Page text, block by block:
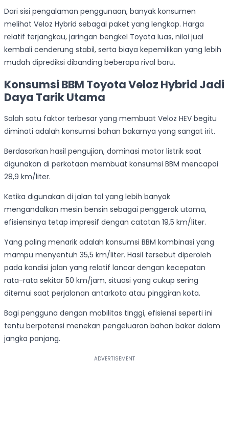
Dari sisi pengalaman penggunaan, banyak konsumen
melihat Veloz Hybrid sebagai paket yang lengkap. Harga
relatif terjangkau, jaringan bengkel Toyota luas, nilai jual
kembali cenderung stabil, serta biaya kepemilikan yang lebih
mudah diprediksi dibanding beberapa rival baru.
Konsumsi BBM Toyota Veloz Hybrid Jadi
Daya Tarik Utama
Salah satu faktor terbesar yang membuat Veloz HEV begitu
diminati adalah konsumsi bahan bakarnya yang sangat irit.
Berdasarkan hasil pengujian, dominasi motor listrik saat
digunakan di perkotaan membuat konsumsi BBM mencapai
28,9 km/liter.
Ketika digunakan di jalan tol yang lebih banyak
mengandalkan mesin bensin sebagai penggerak utama,
efisiensinya tetap impresif dengan catatan 19,5 km/liter.
Yang paling menarik adalah konsumsi BBM kombinasi yang
mampu menyentuh 35,5 km/liter. Hasil tersebut diperoleh
pada kondisi jalan yang relatif lancar dengan kecepatan
rata-rata sekitar 50 km/jam, situasi yang cukup sering
ditemui saat perjalanan antarkota atau pinggiran kota.
Bagi pengguna dengan mobilitas tinggi, efisiensi seperti ini
tentu berpotensi menekan pengeluaran bahan bakar dalam
jangka panjang.